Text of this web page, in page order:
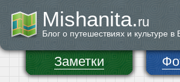
Mishanita.ru
Блог о путешествиях и культуре в
Заметки